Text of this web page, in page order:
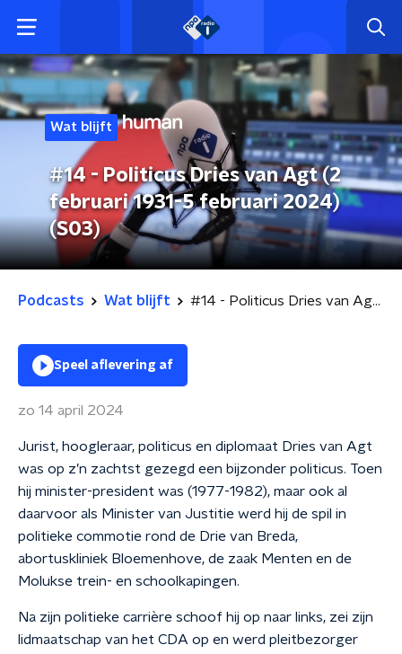
Wat blijft
#14 - Politicus Dries van Agt (2
februari 1931-5 februari 2024)
(S03)
Podcasts Wat blijft #14 - Politicus Dries van Agt (2 februari 1931-5 februari 2024) (S03)
Speel aflevering af
zo 14 april 2024
Jurist, hoogleraar, politicus en diplomaat Dries van Agt
was op z’n zachtst gezegd een bijzonder politicus. Toen
hij minister-president was (1977-1982), maar ook al
daarvoor als Minister van Justitie werd hij de spil in
politieke commotie rond de Drie van Breda,
abortuskliniek Bloemenhove, de zaak Menten en de
Molukse trein- en schoolkapingen.
Na zijn politieke carrière schoof hij op naar links, zei zijn
lidmaatschap van het CDA op en werd pleitbezorger